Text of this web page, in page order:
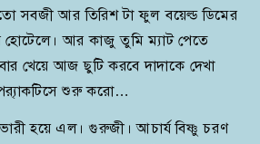
সবজী আর তিরিশ টা ফুল বয়েল্ড ডিমের
হোটেলে। আর কাজু তুমি ম্যাট পেতে
খেয়ে আজ ছুটি করবে দাদাকে দেখা
শুরু করো…
হয়ে এল। গুরুজী। আচার্য বিষ্ণু চরণ